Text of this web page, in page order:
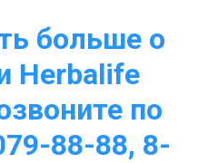
больше о
Herbalife
по
88-88, 8-